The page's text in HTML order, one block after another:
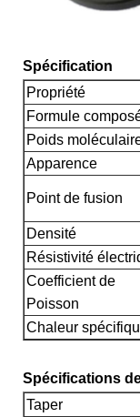
Spécification
Propriété
Formule
Poids
Apparence
Point de fusion
Densité
Résistivité
Coefficient de
Poisson
Chaleur
Spécifications
Taper